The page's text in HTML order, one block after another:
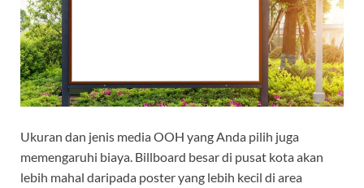
Ukuran dan jenis media OOH yang Anda pilih juga
memengaruhi biaya. Billboard besar di pusat kota akan
lebih mahal daripada poster yang lebih kecil di area